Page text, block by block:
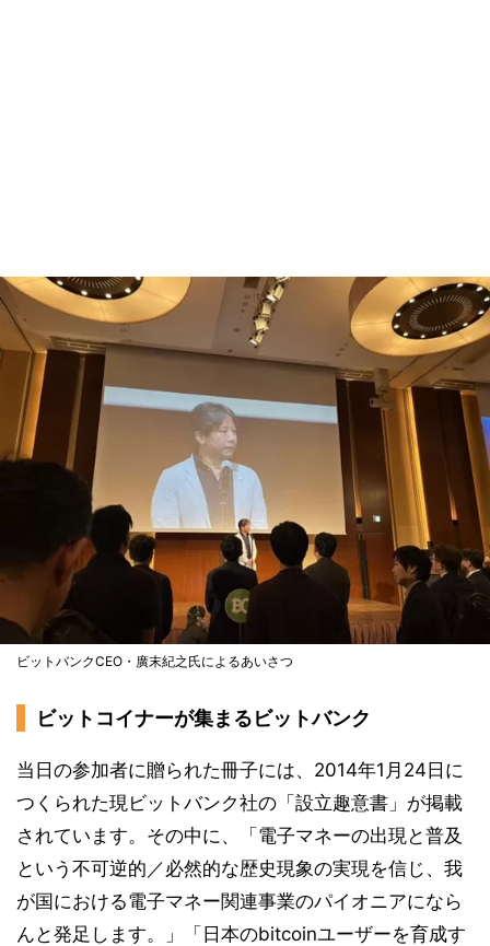
ビットバンクCEO・廣末紀之氏によるあいさつ
ビットコイナーが集まるビットバンク
当日の参加者に贈られた冊子には、2014年1月24日に
つくられた現ビットバンク社の「設立趣意書」が掲載
されています。その中に、「電子マネーの出現と普及
という不可逆的／必然的な歴史現象の実現を信じ、我
が国における電子マネー関連事業のパイオニアになら
んと発足します。」「日本のbitcoinユーザーを育成す